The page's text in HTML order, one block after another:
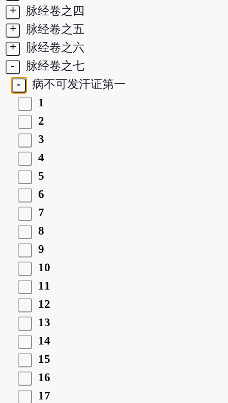
+
脉经卷之四
+
脉经卷之五
+
脉经卷之六
-
脉经卷之七
-
病不可发汗证第一
1
2
3
4
5
6
7
8
9
10
11
12
13
14
15
16
17